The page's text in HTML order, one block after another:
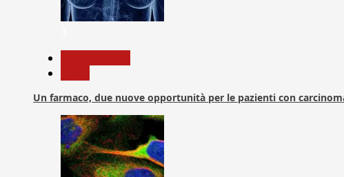
Un farmaco, due nuove opportunità per le pazienti con